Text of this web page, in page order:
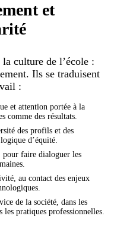
et
culture de l’école :
Ils se traduisent
:
et attention portée à la
comme des résultats.
des profils et des
d’équité.
faire dialoguer les
au contact des enjeux
de la société, dans les
les pratiques professionnelles.